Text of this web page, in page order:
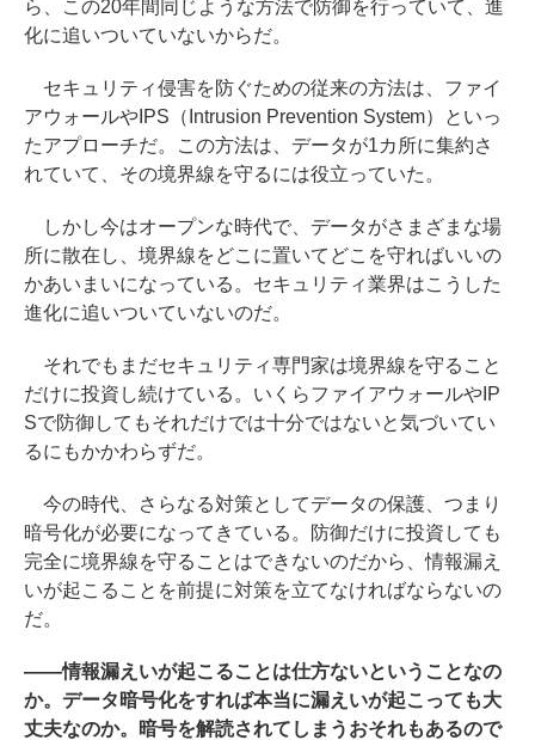
ら、この20年間同じような方法で防御を行っていて、進
化に追いついていないからだ。
セキュリティ侵害を防ぐための従来の方法は、ファイ
アウォールやIPS（Intrusion Prevention System）といっ
たアプローチだ。この方法は、データが1カ所に集約さ
れていて、その境界線を守るには役立っていた。
しかし今はオープンな時代で、データがさまざまな場
所に散在し、境界線をどこに置いてどこを守ればいいの
かあいまいになっている。セキュリティ業界はこうした
進化に追いついていないのだ。
それでもまだセキュリティ専門家は境界線を守ること
だけに投資し続けている。いくらファイアウォールやIP
Sで防御してもそれだけでは十分ではないと気づいてい
るにもかかわらずだ。
今の時代、さらなる対策としてデータの保護、つまり
暗号化が必要になってきている。防御だけに投資しても
完全に境界線を守ることはできないのだから、情報漏え
いが起こることを前提に対策を立てなければならないの
だ。
――情報漏えいが起こることは仕方ないということなの
か。データ暗号化をすれば本当に漏えいが起こっても大
丈夫なのか。暗号を解読されてしまうおそれもあるので